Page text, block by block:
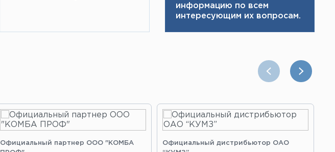
информацию по всем
интересующим их вопросам.
Официальный партнер ООО "КОМБА
Официальный дистрибьютор ОАО